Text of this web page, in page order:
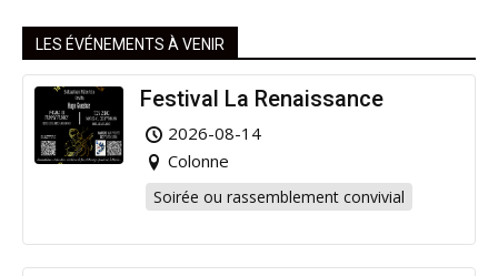
LES ÉVÉNEMENTS À VENIR
Festival La Renaissance
2026-08-14
Colonne
Soirée ou rassemblement convivial